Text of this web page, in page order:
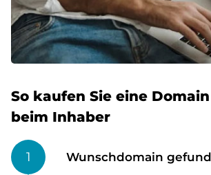
So kaufen Sie eine
beim Inhaber
1 Wunschdomain